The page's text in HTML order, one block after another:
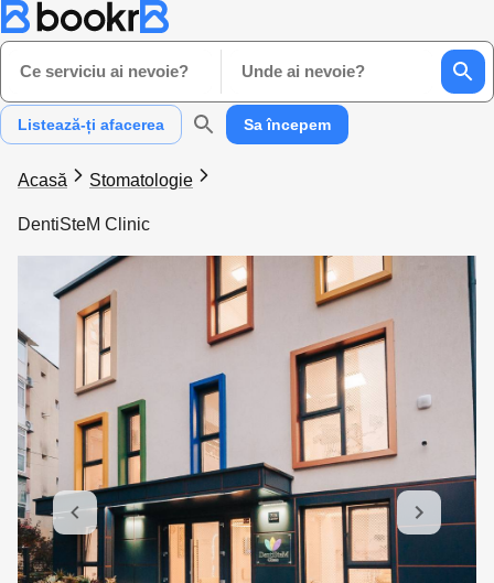
Ce serviciu ai nevoie? Unde ai nevoie?
Listează-ți afacerea Sa începem
Acasă Stomatologie
DentiSteM Clinic